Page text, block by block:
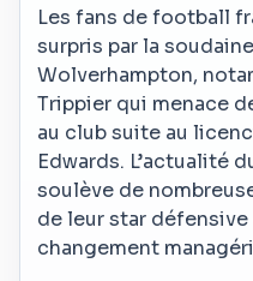
Les fans de football
surpris par la
Wolverhampton,
Trippier qui menace
au club suite au
Edwards. L’actualité
soulève de
de leur star
changement